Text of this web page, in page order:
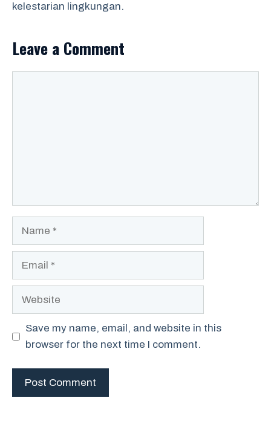
kelestarian lingkungan.
Leave a Comment
Website
Save my name, email, and website in this
browser for the next time I comment.